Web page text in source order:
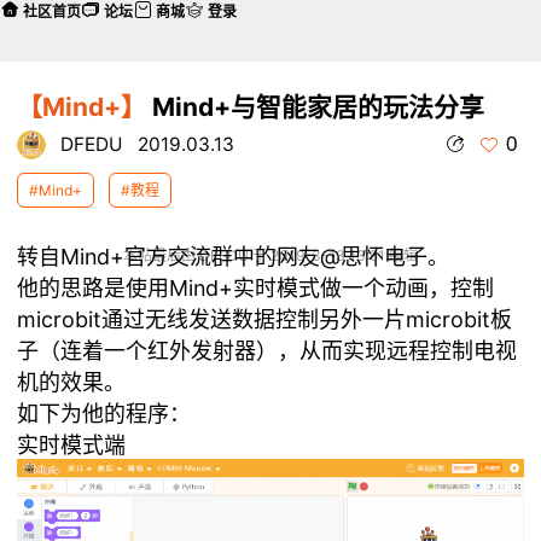
【Mind+】 Mind+与智能家居的玩法分享
DFEDU 2019.03.13 0
#Mind+ #教程
本帖最后由 DFEDU 于 2019-3-13 13:51 编辑
转自Mind+官方交流群中的网友@思怀电子。
他的思路是使用Mind+实时模式做一个动画，控制
microbit通过无线发送数据控制另外一片microbit板
子（连着一个红外发射器），从而实现远程控制电视
机的效果。
如下为他的程序：
实时模式端
社区首页 论坛 商城 登录